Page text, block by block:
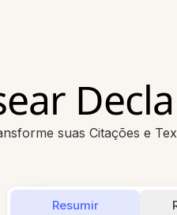
suas Citações e
Resumir